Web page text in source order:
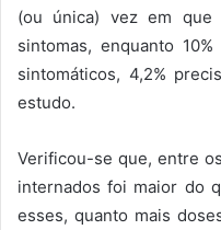
(ou única) vez em que
sintomas, enquanto
sintomáticos, 4,2%
estudo.
Verificou-se que, entre
internados foi maior do
esses, quanto mais